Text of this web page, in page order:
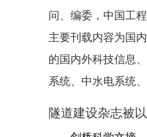
问、编委，中国工
主要刊载内容为国
的国内外科技信息
系统、中水电系统
隧道建设杂志被